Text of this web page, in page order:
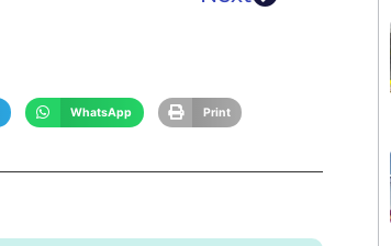
WhatsApp Print